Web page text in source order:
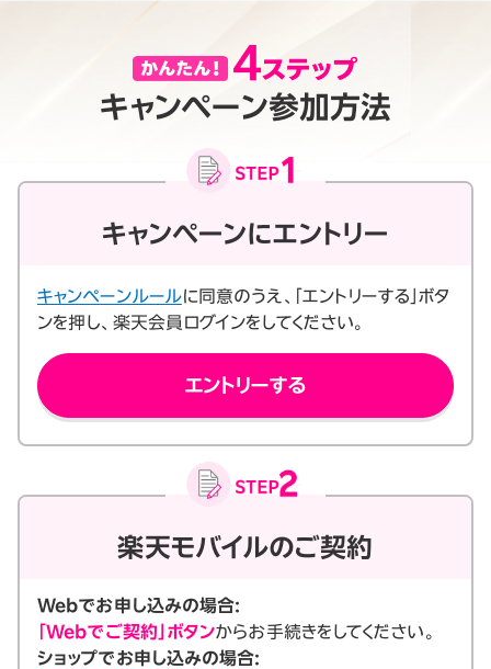
キャンペーン参加方法
キャンペーンにエントリー
キャンペーンルールに同意のうえ、「エントリーする」ボタ
ンを押し、楽天会員ログインをしてください。
エントリーする
楽天モバイルのご契約
Webでお申し込みの場合:
「Webでご契約」ボタンからお手続きをしてください。
ショップでお申し込みの場合: